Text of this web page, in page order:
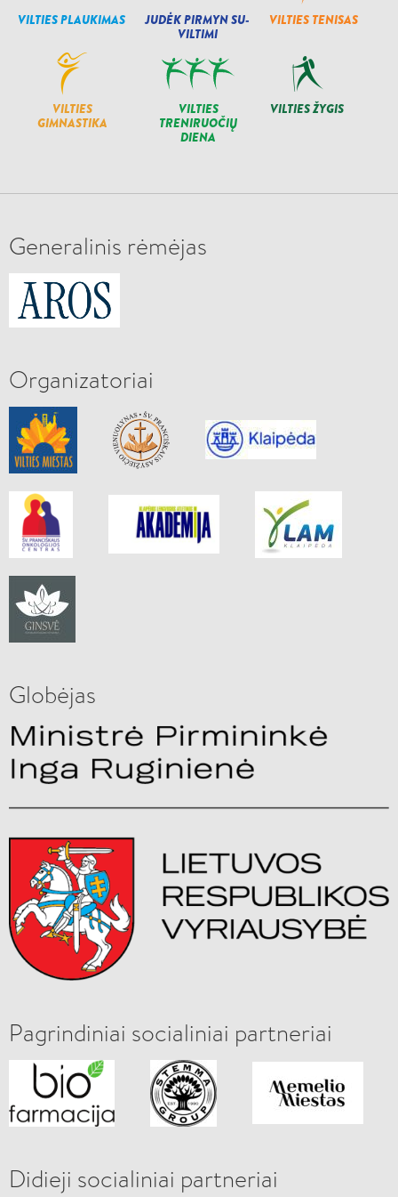
VILTIES PLAUKIMAS
JUDĖK PIRMYN SU-
VILTIMI
VILTIES TENISAS
VILTIES
GIMNASTIKA
VILTIES
TRENIRUOČIŲ
DIENA
VILTIES ŽYGIS
Generalinis rėmėjas
Organizatoriai
Globėjas
Pagrindiniai socialiniai partneriai
Didieji socialiniai partneriai